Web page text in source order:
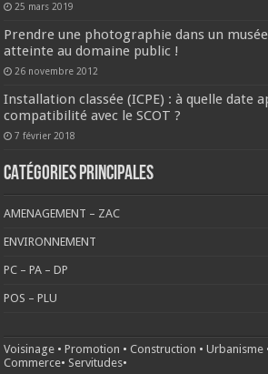
25 mars 2019
Prendre une photographie dans un
atteinte au domaine public !
26 novembre 2012
Installation classée (ICPE) : à quelle date
compatibilité avec le SCOT ?
7 février 2018
CATÉGORIES PRINCIPALES
AMENAGEMENT – ZAC
ENVIRONNEMENT
PC – PA – DP
POS – PLU
Voisinage •Promotion •Construction •Urbanisme
Commerce• Servitudes•